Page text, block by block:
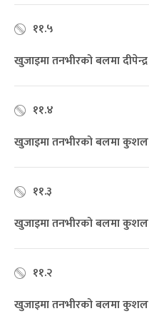
११.५
खुजाइमा तनभीरको बलमा
११.४
खुजाइमा तनभीरको बलमा
११.३
खुजाइमा तनभीरको बलमा कुशल
११.२
खुजाइमा तनभीरको बलमा